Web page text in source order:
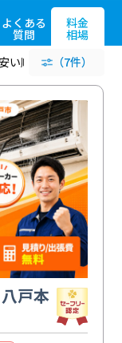
よくある
質問
料金
相場
い順 評価が高い順
（7件）
戸本